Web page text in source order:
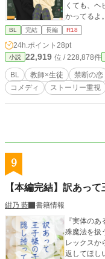
くても、ヘ
かってるよ。 「ふーすけ先生、ほんとは優しいんでしょ
「あ？お前マジ
BL 完結 長編 R18
24h.ポイント 28pt
小説 22,919 位 / 228,878件
BL 教師×生徒 禁断の恋
コメディ
ストーリー重視
9
【本編完結】訳あっ
紺乃 藍
書籍情報
『実体の
殊魔法を扱
レックスか
返してほし